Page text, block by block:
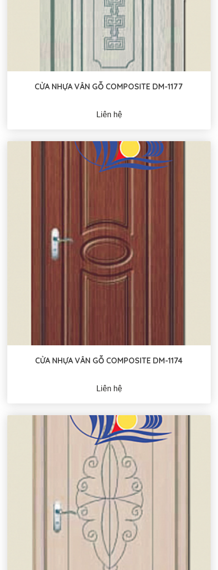
CỬA NHỰA VÂN GỖ COMPOSITE DM-1177
Liên hệ
CỬA NHỰA VÂN GỖ COMPOSITE DM-1174
Liên hệ